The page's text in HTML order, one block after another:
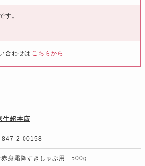
す。
合わせは こちらから
牛超本店
847-2-00158
赤身霜降すきしゃぶ用 500g